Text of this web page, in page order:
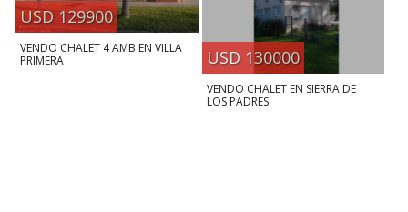
USD 129900
VENDO CHALET 4 AMB EN VILLA
PRIMERA
USD 130000
VENDO CHALET EN SIERRA DE
LOS PADRES